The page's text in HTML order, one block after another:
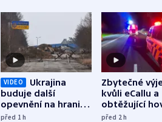
VIDEO
Ukrajina
buduje další
opevnění na hranici
s Běloruskem
před 1h
Zbytečné
kvůli eCallu a
obtěžující
zdržují
před 2h